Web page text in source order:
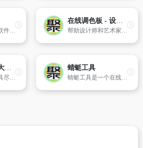
软件搜搜是一个软件聚合搜索平台。搜索结果来自各软件分享网站，非常高效！
在线调色板 - 设计师和艺术家的调色板
帮助设计师和艺术家选择合适的配色方案。调色板、渐变色、多色调色板及颜色计算器
实用查询工具大全-用云查
免费查询实用工具尽在用云查。
蜻蜓工具
蜻蜓工具是一个在线工具网站，包含开发工具，转换工具，图片视频工具，办公辅助，站长工具等，为大家提供免费的在线工具服务